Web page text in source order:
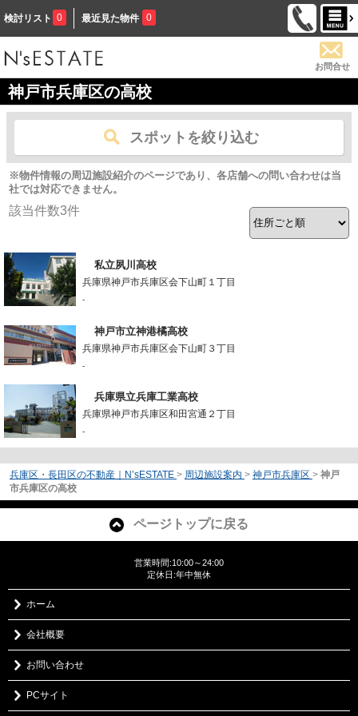
検討リスト 0 最近見た物件 0
お問合せ
神戸市兵庫区の高校
スポットを絞り込む
※物件情報の周辺施設紹介のページであり、各店舗への問い合わせは当
社では対応できません。
該当件数3件
私立夙川高校
兵庫県神戸市兵庫区会下山町１丁目
-
神戸市立神港橘高校
兵庫県神戸市兵庫区会下山町３丁目
-
兵庫県立兵庫工業高校
兵庫県神戸市兵庫区和田宮通２丁目
-
兵庫区・長田区の不動産｜N’sESTATE > 周辺施設案内 > 神戸市兵庫区 > 神戸
市兵庫区の高校
ページトップに戻る
営業時間:10:00～24:00
定休日:年中無休
ホーム
会社概要
お問い合わせ
PCサイト